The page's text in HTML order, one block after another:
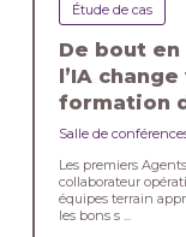
Étude de cas
De bout
l’IA
formation
Salle de
Les premiers
collaborateur
équipes terrain
les bons s ...